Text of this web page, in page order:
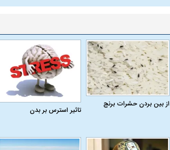
از بین بردن حشرات برنج
تاثیر استرس بر بدن
رفسنجانی درباره پذیرش قطع نامه۵۹۸
جنگنده اف-۵